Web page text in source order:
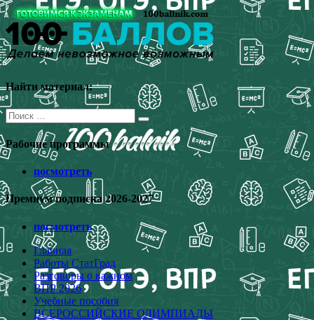
Перейти
к
содержимому
Найти материал:
Поиск
для:
Рабочие программы
посмотреть
Премиум подписка 2026-2027
посмотреть
Главная
Работы СтатГрад
Разговоры о важном
ВПР 2026
Учебные пособия
ВСЕРОССИЙСКИЕ ОЛИМПИАДЫ